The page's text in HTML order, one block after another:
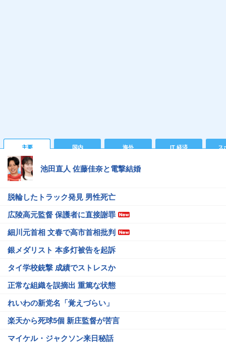
主要 国内 海外 IT 経済 ス
池田直人 佐藤佳奈と電撃結婚
脱輪したトラック発見 男性死亡
広陵高元監督 保護者に直接謝罪
細川元首相 文春で高市首相批判
銀メダリスト 本多灯被告を起訴
タイ学校銃撃 成績でストレスか
正常な組織を誤摘出 重篤な状態
れいわの新党名「覚えづらい」
楽天から死球5個 新庄監督が苦言
マイケル・ジャクソン来日秘話